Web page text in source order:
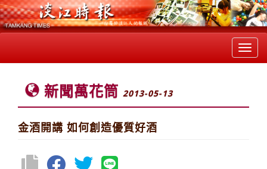
新聞萬花筒 2013-05-13
金酒開講 如何創造優質好酒